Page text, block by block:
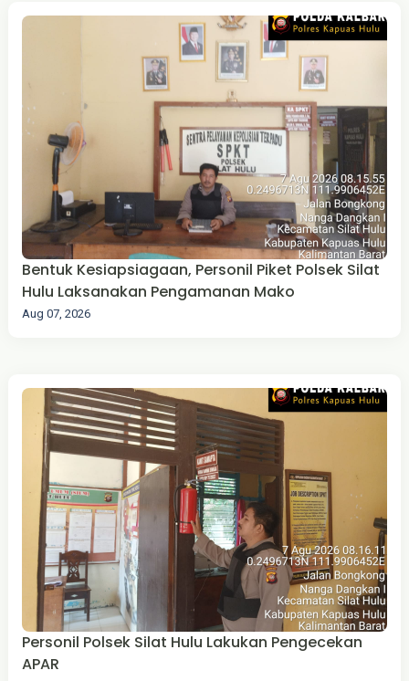
Bentuk Kesiapsiagaan, Personil Piket Polsek Silat
Hulu Laksanakan Pengamanan Mako
Aug 07, 2026
Personil Polsek Silat Hulu Lakukan Pengecekan
APAR